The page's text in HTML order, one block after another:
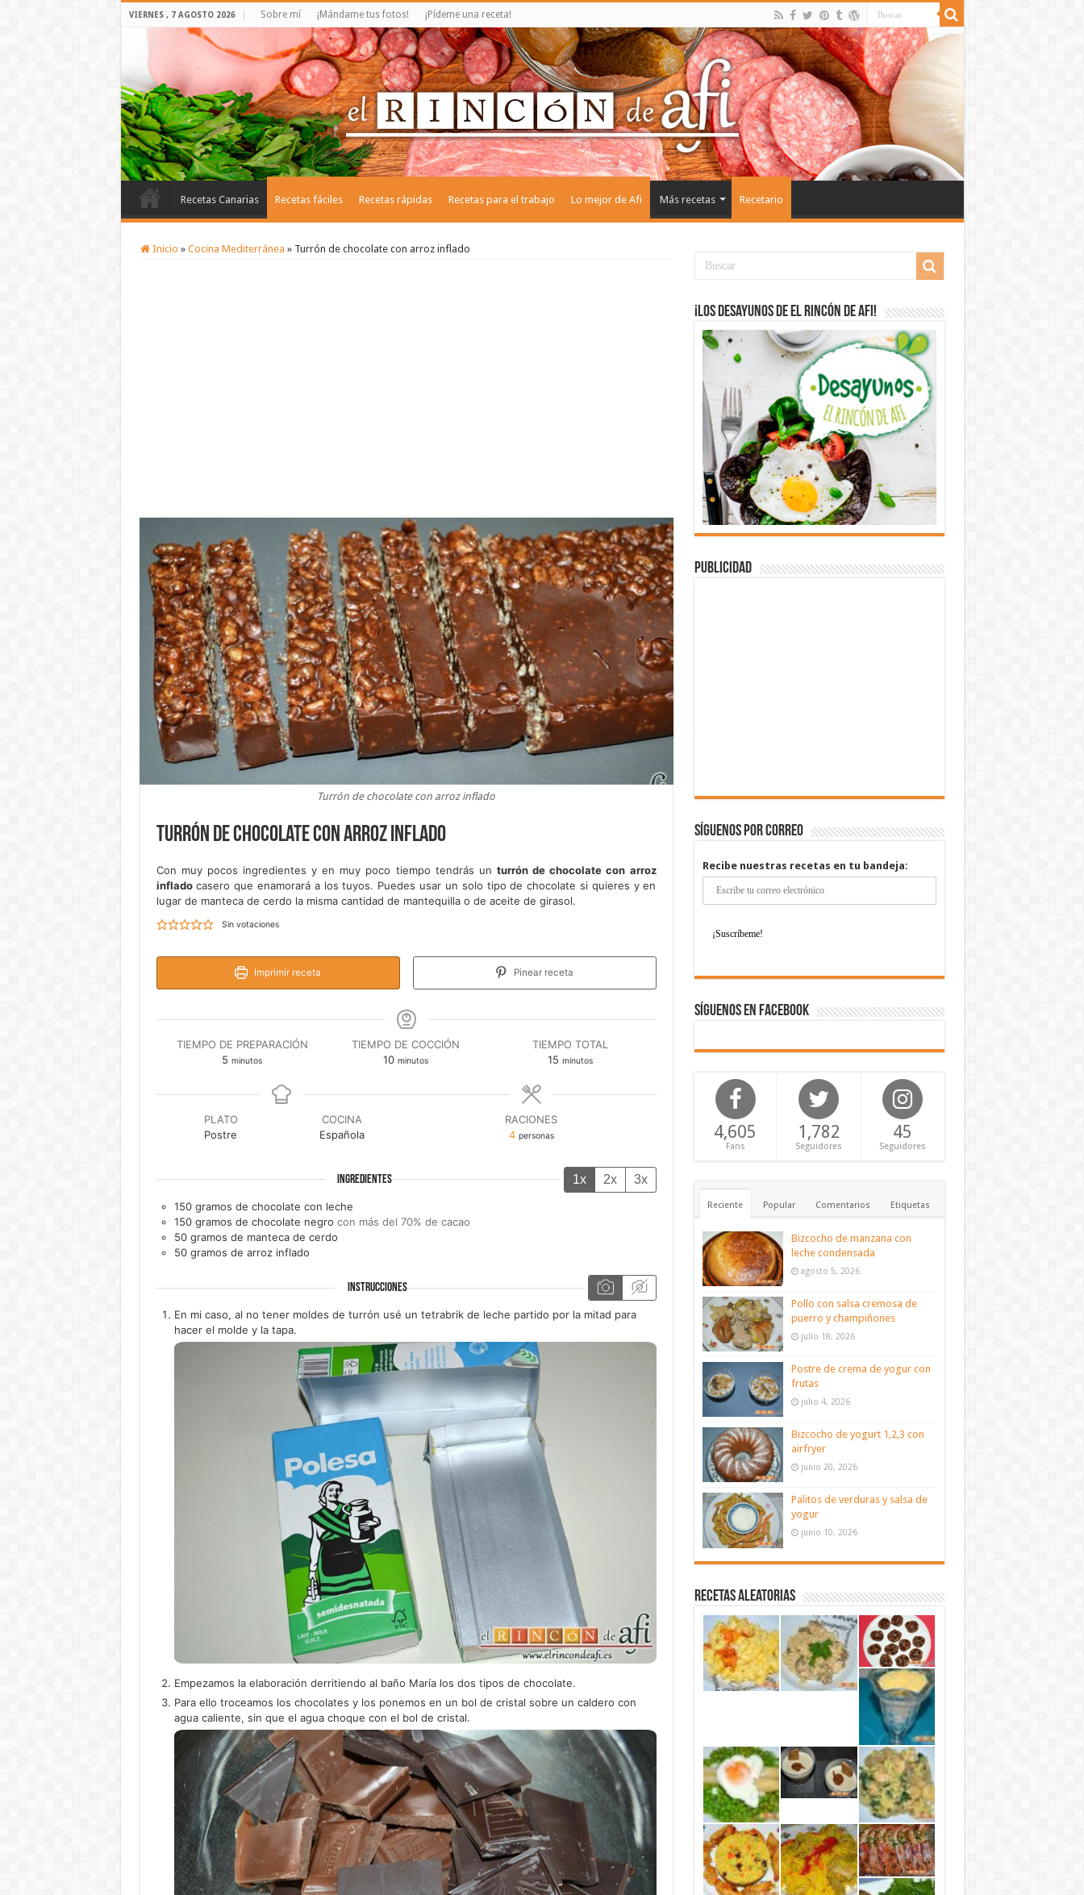
VIERNES , 7 AGOSTO 2026 Sobre mí ¡Mándame tus fotos! ¡Pídeme una receta!
Recetas Canarias Recetas fáciles Recetas rápidas Recetas para el trabajo Lo mejor de Afi Más recetas Recetario
Inicio » Cocina Mediterránea » Turrón de chocolate con arroz inflado
Turrón de chocolate con arroz inflado
Turrón de chocolate con arroz inflado
Con muy pocos ingredientes y en muy poco tiempo tendrás un turrón de chocolate con arroz
infladocasero que enamorará a los tuyos. Puedes usar un solo tipo de chocolate si quieres y en
lugar de manteca de cerdo la misma cantidad de mantequilla o de aceite de girasol.
Sin votaciones
Imprimir receta Pinear receta
TIEMPO DE PREPARACIÓN
5 minutos
minutos
TIEMPO DE COCCIÓN
10minutos
minutos
TIEMPO TOTAL
15minutos
minutos
PLATO
Postre
COCINA
Española
RACIONES
4 personas
INGREDIENTES 1x 2x 3x
150 gramos de chocolate con leche
150 gramos de chocolate negro con más del 70% de cacao
50 gramos de manteca de cerdo
50 gramos de arroz inflado
INSTRUCCIONES
En mi caso, al no tener moldes de turrón usé un tetrabrik de leche partido por la mitad para
hacer el molde y la tapa.
Empezamos la elaboración derritiendo al baño María los dos tipos de chocolate.
Para ello troceamos los chocolates y los ponemos en un bol de cristal sobre un caldero con
agua caliente, sin que el agua choque con el bol de cristal.
¡Los desayunos de El Rincón de Afi!
Publicidad
Síguenos por correo
Recibe nuestras recetas en tu bandeja:
Síguenos en Facebook
4,605
Fans
1,782
Seguidores
45
Seguidores
Reciente Popular Comentarios Etiquetas
Bizcocho de manzana con
leche condensada
agosto 5, 2026
Pollo con salsa cremosa de
puerro y champiñones
julio 18, 2026
Postre de crema de yogur con
frutas
julio 4, 2026
Bizcocho de yogurt 1,2,3 con
airfryer
junio 20, 2026
Palitos de verduras y salsa de
yogur
junio 10, 2026
Recetas aleatorias